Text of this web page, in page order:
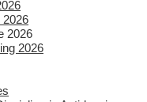
2026
2026
2026